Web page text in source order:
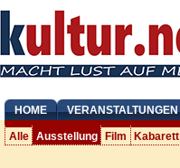
HOME VERANSTALTUNGEN
Alle Ausstellung Film Kabarett